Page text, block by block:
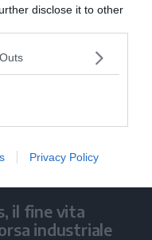
disclose it to other
Privacy Policy
il fine vita
industriale